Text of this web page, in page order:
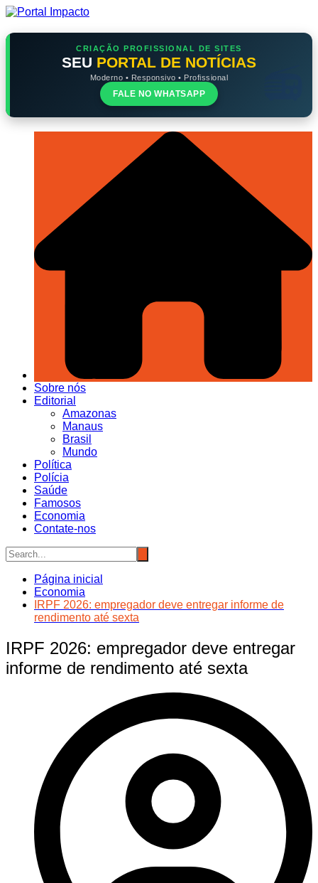
Ir
o
CRIAÇÃO PROFISSIONAL DE SITES
SEU PORTAL DE NOTÍCIAS
Moderno • Responsivo • Profissional
FALE NO WHATSAPP
Sobre nós
Editorial
Amazonas
Manaus
Brasil
Mundo
Política
Polícia
Saúde
Famosos
Economia
Contate-nos
Página inicial
Economia
IRPF 2026: empregador deve entregar informe de
rendimento até sexta
IRPF 2026: empregador deve entregar
informe de rendimento até sexta